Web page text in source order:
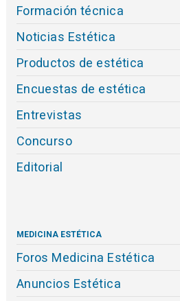
Formación técnica
Noticias Estética
Productos de estética
Encuestas de estética
Entrevistas
Concurso
Editorial
MEDICINA ESTÉTICA
Foros Medicina Estética
Anuncios Estética